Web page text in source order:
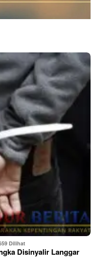
Dilihat
Disinyalir Langgar